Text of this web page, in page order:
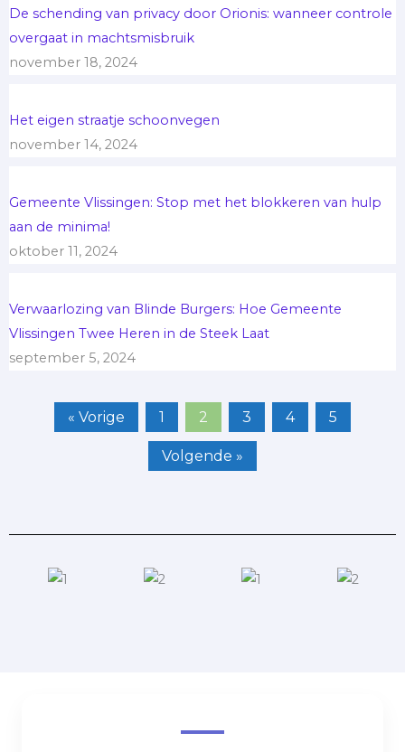
De schending van privacy door Orionis: wanneer controle
overgaat in machtsmisbruik
november 18, 2024
Het eigen straatje schoonvegen
november 14, 2024
Gemeente Vlissingen: Stop met het blokkeren van hulp
aan de minima!
oktober 11, 2024
Verwaarlozing van Blinde Burgers: Hoe Gemeente
Vlissingen Twee Heren in de Steek Laat
september 5, 2024
« Vorige 1 2 3 4 5
Volgende »